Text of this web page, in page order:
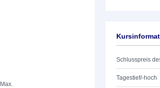
Max.
Schlusspreis
Tagestief/-hoch